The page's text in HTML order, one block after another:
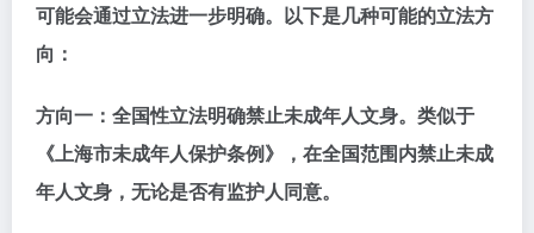
可能会通过立法进一步明确。以下是几种可能的立法方
向：
方向一： 全国性立法明确禁止未成年人文身。类似于
《上海市未成年人保护条例》，在全国范围内禁止未成
年人文身，无论是否有监护人同意。